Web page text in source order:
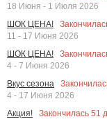
18 Июня - 1 Июля 2026
ШОК ЦЕНА!
11 - 17 Июня 2026
ШОК ЦЕНА!
4 - 7 Июня 2026
Вкус сезона
4 - 17 Июня 2026
Акция!
Закончилась 51